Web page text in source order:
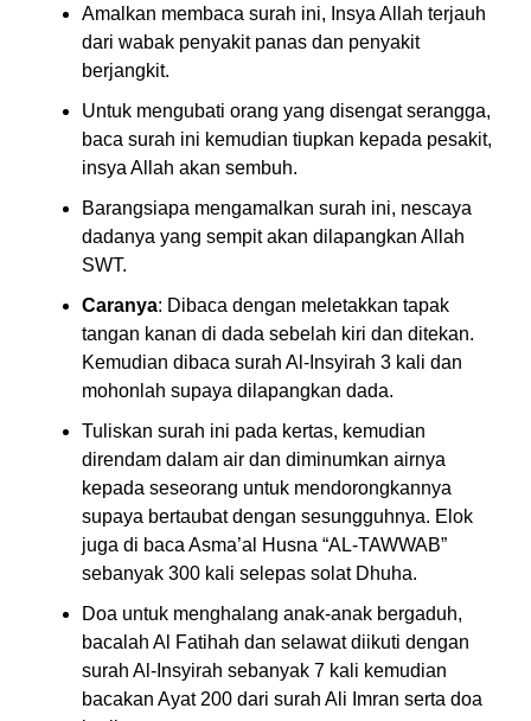
Amalkan membaca surah ini, Insya Allah terjauh
dari wabak penyakit panas dan penyakit
berjangkit.
Untuk mengubati orang yang disengat serangga,
baca surah ini kemudian tiupkan kepada pesakit,
insya Allah akan sembuh.
Barangsiapa mengamalkan surah ini, nescaya
dadanya yang sempit akan dilapangkan Allah
SWT.
Caranya: Dibaca dengan meletakkan tapak
tangan kanan di dada sebelah kiri dan ditekan.
Kemudian dibaca surah Al-Insyirah 3 kali dan
mohonlah supaya dilapangkan dada.
Tuliskan surah ini pada kertas, kemudian
direndam dalam air dan diminumkan airnya
kepada seseorang untuk mendorongkannya
supaya bertaubat dengan sesungguhnya. Elok
juga di baca Asma’al Husna “AL-TAWWAB”
sebanyak 300 kali selepas solat Dhuha.
Doa untuk menghalang anak-anak bergaduh,
bacalah Al Fatihah dan selawat diikuti dengan
surah Al-Insyirah sebanyak 7 kali kemudian
bacakan Ayat 200 dari surah Ali Imran serta doa